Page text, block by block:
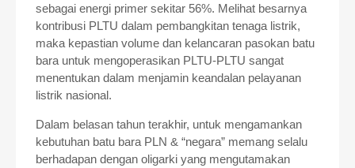
sebagai energi primer sekitar 56%. Melihat besarnya
kontribusi PLTU dalam pembangkitan tenaga listrik,
maka kepastian volume dan kelancaran pasokan batu
bara untuk mengoperasikan PLTU-PLTU sangat
menentukan dalam menjamin keandalan pelayanan
listrik nasional.
Dalam belasan tahun terakhir, untuk mengamankan
kebutuhan batu bara PLN & “negara” memang selalu
berhadapan dengan oligarki yang mengutamakan